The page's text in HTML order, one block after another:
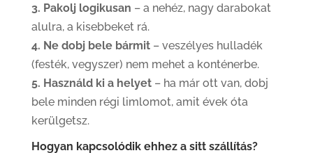
3. Pakolj logikusan – a nehéz, nagy darabokat
alulra, a kisebbeket rá.
4. Ne dobj bele bármit– veszélyes hulladék
(festék, vegyszer) nem mehet a konténerbe.
5. Használd ki a helyet– ha már ott van, dobj
bele minden régi limlomot, amit évek óta
kerülgetsz.
Hogyan kapcsolódik ehhez a sitt szállítás?